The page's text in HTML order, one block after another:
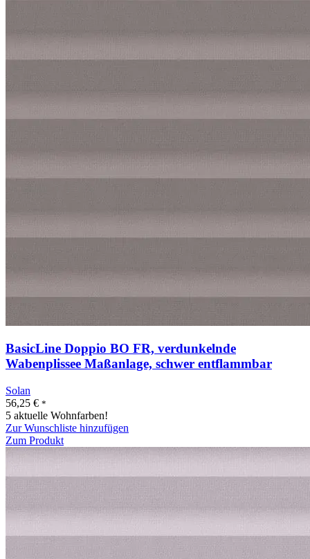
BasicLine Doppio BO FR, verdunkelnde
Wabenplissee Maßanlage, schwer entflammbar
Solan
56,25 € *
5 aktuelle Wohnfarben!
Zur Wunschliste hinzufügen
Zum Produkt